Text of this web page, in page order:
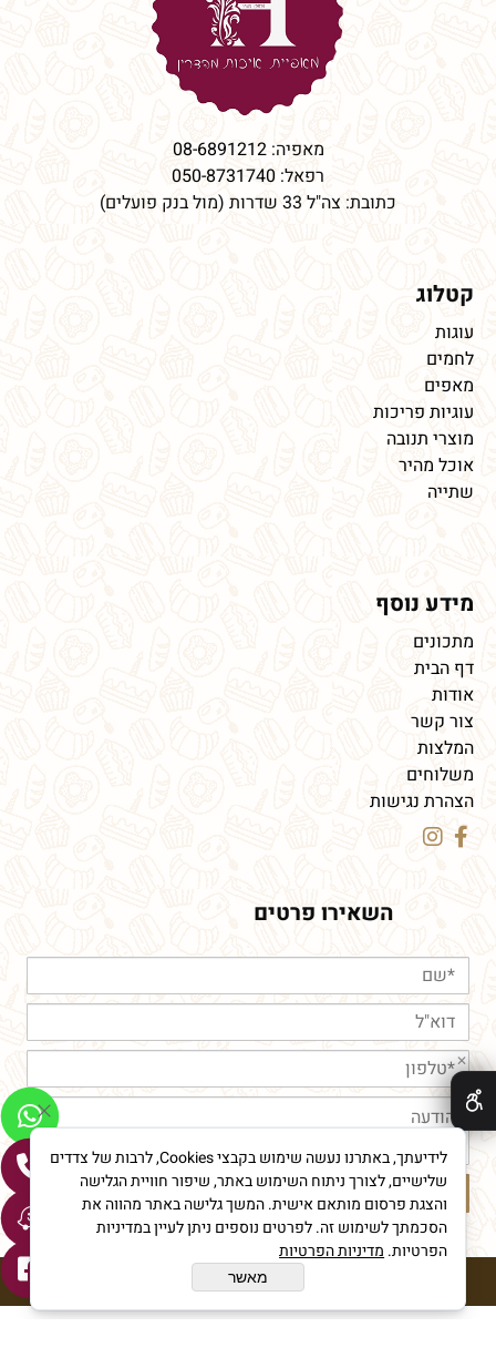
מאפיה:08-6891212
רפאל: 050-8731740
כתובת: צה"ל 33 שדרות (מול בנק פועלים)
קטלוג
עוגות
לחמים
מאפים
עוגיות פריכות
מוצרי תנובה
אוכל מהיר
שתייה
מידע נוסף
מתכונים
דף הבית
אודות
צור קשר
המלצות
משלוחים
הצהרת נגישות
השאירו פרטים
חורי מאפיית איכות © All Rights reserved
✕
לידיעתך, באתרנו נעשה שימוש בקבצי Cookies, לרבות של צדדים
שלישיים, לצורך ניתוח השימוש באתר, שיפור חוויית הגלישה
והצגת פרסום מותאם אישית. המשך גלישה באתר מהווה את
הסכמתך לשימוש זה. לפרטים נוספים ניתן לעיין במדיניות
הפרטיות. מדיניות הפרטיות
מאשר